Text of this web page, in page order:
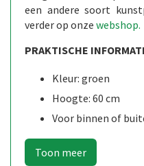
een andere soort
verder op onze webshop.
PRAKTISCHE
Kleur: groen
Hoogte: 60 cm
Voor binnen of